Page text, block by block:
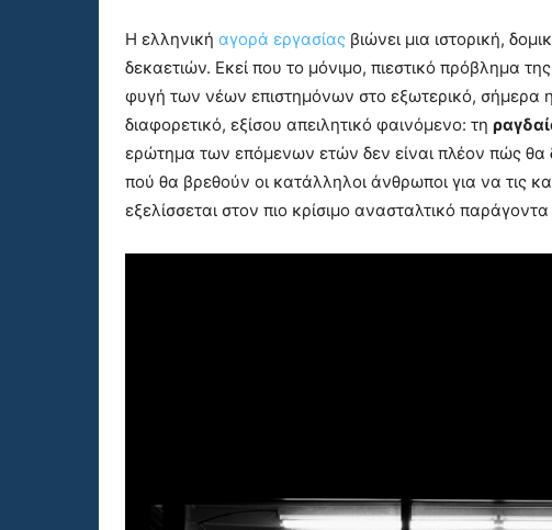
Η ελληνική αγορά εργασίας βιώνει μια ιστορική,
δεκαετιών. Εκεί που το μόνιμο, πιεστικό πρόβλημα
φυγή των νέων επιστημόνων στο εξωτερικό, σήμερα
διαφορετικό, εξίσου απειλητικό φαινόμενο: τη
ερώτημα των επόμενων ετών δεν είναι πλέον πώς θα
πού θα βρεθούν οι κατάλληλοι άνθρωποι για να τις
εξελίσσεται στον πιο κρίσιμο ανασταλτικό